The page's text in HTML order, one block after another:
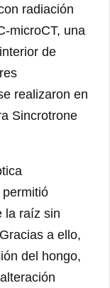
radiación
microCT, una
de
realizaron en
Sincrotrone
la raíz sin
a ello,
del hongo,